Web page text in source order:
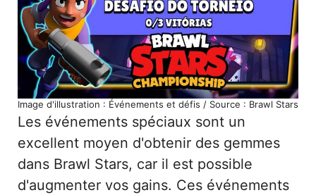
Image d'illustration : Événements et défis / Source : Brawl Stars
Les événements spéciaux sont un
excellent moyen d'obtenir des gemmes
dans Brawl Stars, car il est possible
d'augmenter vos gains. Ces événements